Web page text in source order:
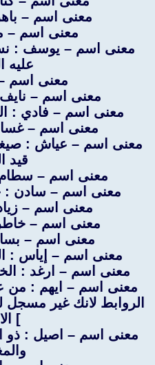
معنى اسم –
معنى اسم –
معنى اسم – يوسف :
عليه
معنى اسم –
معنى اسم – نايف
معنى اسم – فادي :
معنى اسم –
معنى اسم – عياش :
قيد
معنى اسم –
معنى اسم – سادن :
معنى اسم –
معنى اسم –
معنى اسم –
معنى اسم – إياس :
معنى اسم – ارغد :
معنى اسم – ايهم : من
الروابط لانك غير مسجل
]
معنى اسم – اصيل : ذو